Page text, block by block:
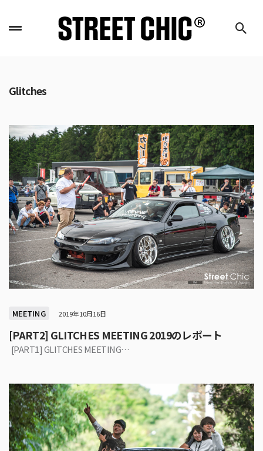
Glitches
MEETING 2019年10月16日
[PART2] GLITCHES MEETING 2019のレポート
[PART1] GLITCHES MEETING…